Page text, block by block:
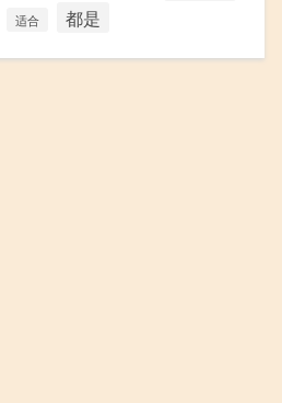
适合 都是